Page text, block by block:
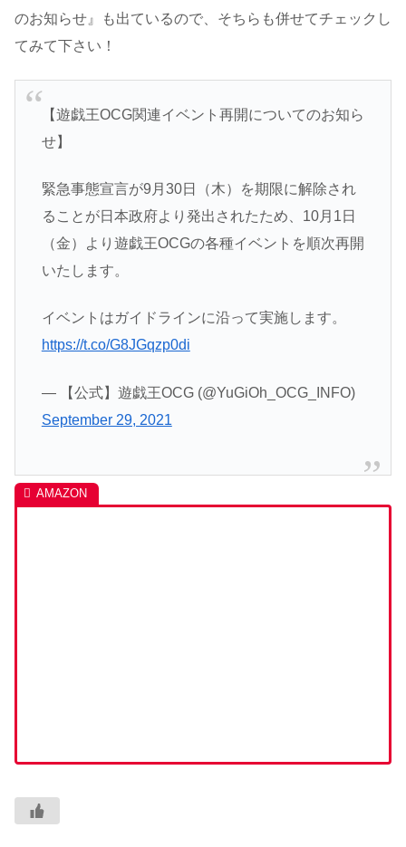
のお知らせ』も出ているので、そちらも併せてチェックし
てみて下さい！
【遊戯王OCG関連イベント再開についてのお知ら
せ】
緊急事態宣言が9月30日（木）を期限に解除され
ることが日本政府より発出されたため、10月1日
（金）より遊戯王OCGの各種イベントを順次再開
いたします。
イベントはガイドラインに沿って実施します。
https://t.co/G8JGqzp0di
— 【公式】遊戯王OCG (@YuGiOh_OCG_INFO)
September 29, 2021